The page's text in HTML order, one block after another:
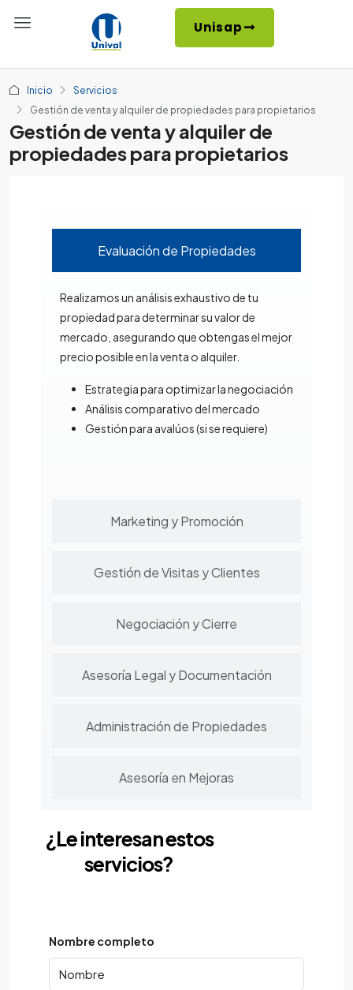
Unisap
Inicio
Servicios
Gestión de venta y alquiler de propiedades para propietarios
Gestión de venta y alquiler de
propiedades para propietarios
Evaluación de Propiedades
Marketing y Promoción
Gestión de Visitas y Clientes
Negociación y Cierre
Asesoría Legal y Documentación
Administración de Propiedades
Asesoría en Mejoras
Realizamos un análisis exhaustivo de tu
propiedad para determinar su valor de
mercado, asegurando que obtengas el mejor
precio posible en la venta o alquiler.
Estrategia para optimizar la negociación
Análisis comparativo del mercado
Gestión para avalúos (si se requiere)
¿Le interesan estos
servicios?
Nombre completo